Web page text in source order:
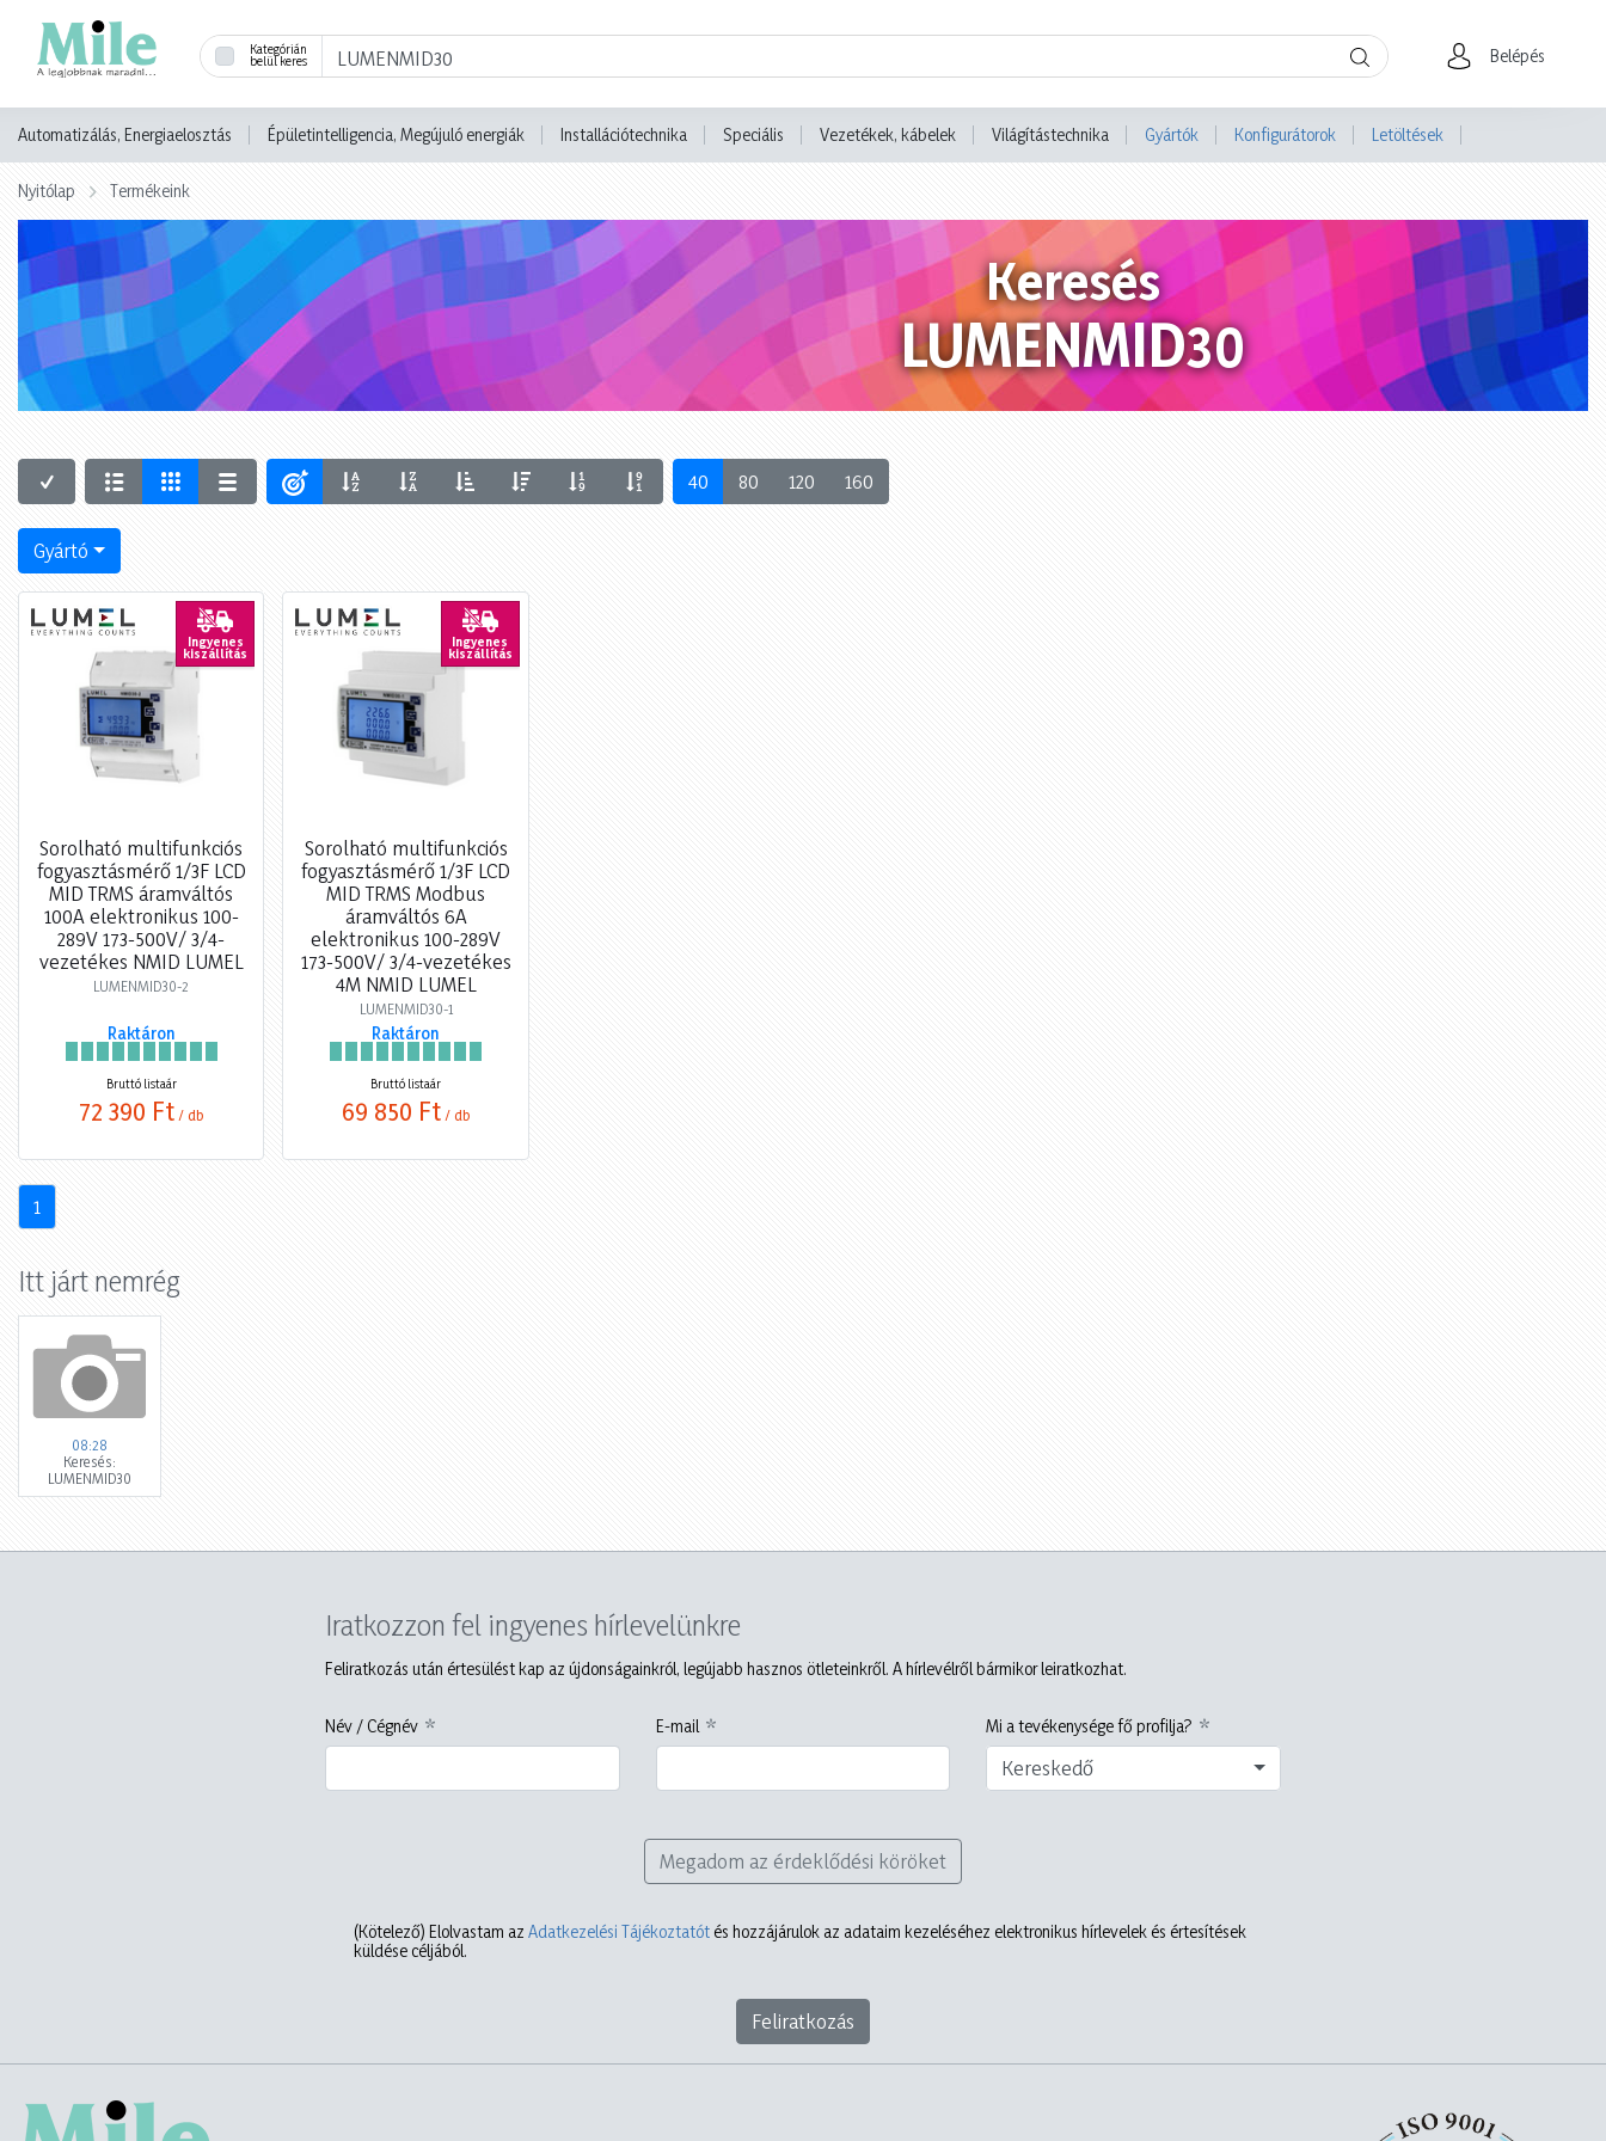
Kategórián
belül keres Belépés
Automatizálás, Energiaelosztás Épületintelligencia, Megújuló energiák Installációtechnika Speciális Vezetékek, kábelek Világítástechnika Gyártók Konfigurátorok Letöltések
Nyitólap Termékeink
Keresés
LUMENMID30
40 80 120 160
Gyártó
Ingyenes
kiszállítás
Sorolható multifunkciós
fogyasztásmérő 1/3F LCD
MID TRMS áramváltós
100A elektronikus 100-
289V 173-500V/ 3/4-
vezetékes NMID LUMEL
LUMENMID30-2
Raktáron
Bruttó listaár
72 390 Ft / db
Ingyenes
kiszállítás
Sorolható multifunkciós
fogyasztásmérő 1/3F LCD
MID TRMS Modbus
áramváltós 6A
elektronikus 100-289V
173-500V/ 3/4-vezetékes
4M NMID LUMEL
LUMENMID30-1
Raktáron
Bruttó listaár
69 850 Ft / db
1
Itt járt nemrég
08:28
Keresés:
LUMENMID30
Iratkozzon fel ingyenes hírlevelünkre
Feliratkozás után értesülést kap az újdonságainkról, legújabb hasznos ötleteinkről. A hírlevélről bármikor leiratkozhat.
Név / Cégnév E-mail Mi a tevékenysége fő profilja?
Kereskedő
Megadom az érdeklődési köröket
(Kötelező) Elolvastam az Adatkezelési Tájékoztatót és hozzájárulok az adataim kezeléséhez elektronikus hírlevelek és értesítések
küldése céljából.
Feliratkozás